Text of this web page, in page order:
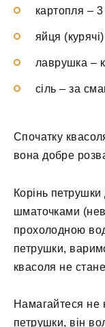
картопля –
яйця
лаврушка –
сіль – за
Спочатку
вона добре
Корінь
шматочками
прохолодною
петрушки,
квасоля не
Намагайтеся не
петрушки, він